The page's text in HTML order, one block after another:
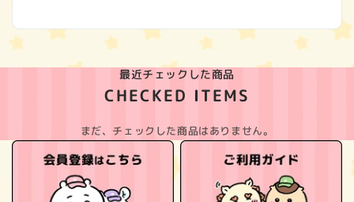
最近チェックした商品
CHECKED ITEMS
まだ、チェックした商品はありません。